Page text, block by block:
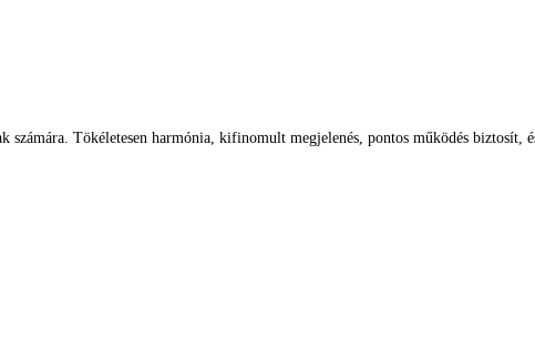
Tökéletesen harmónia, kifinomult megjelenés, pontos működés biztosít,